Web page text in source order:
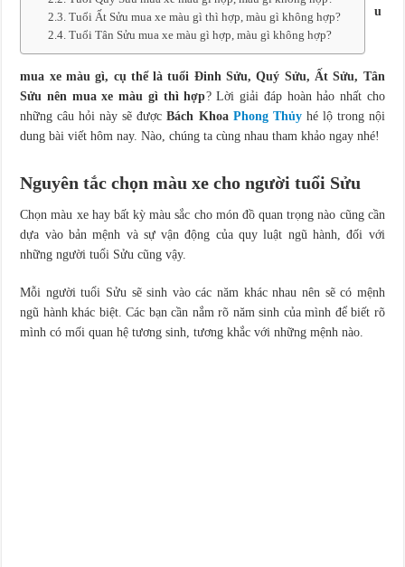
Nốt ruồi ở cổ tay, cổ chân của phụ nữ và nam giới có ý nghĩa gì?
Tuổi Ất Sửu mua xe màu gì thì hợp, màu gì không hợp?
Tuổi Tân Sửu mua xe màu gì hợp, màu gì không hợp?
u
mua xe màu gì, cụ thể là tuổi Đinh Sửu, Quý Sửu, Ất Sửu, Tân
Sửu nên mua xe màu gì thì hợp? Lời giải đáp hoàn hảo nhất cho
những câu hỏi này sẽ đượcBách Khoa Phong Thủyhé lộ trong nội
dung bài viết hôm nay. Nào, chúng ta cùng nhau tham khảo ngay nhé!
Nguyên tắc chọn màu xe cho người tuổi Sửu
Chọn màu xe hay bất kỳ màu sắc cho món đồ quan trọng nào cũng cần
dựa vào bản mệnh và sự vận động của quy luật ngũ hành, đối với
những người tuổi Sửu cũng vậy.
Mỗi người tuổi Sửu sẽ sinh vào các năm khác nhau nên sẽ có mệnh
ngũ hành khác biệt. Các bạn cần nắm rõ năm sinh của mình để biết rõ
mình có mối quan hệ tương sinh, tương khắc với những mệnh nào.